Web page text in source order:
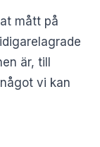
mått på
är, till
vi kan